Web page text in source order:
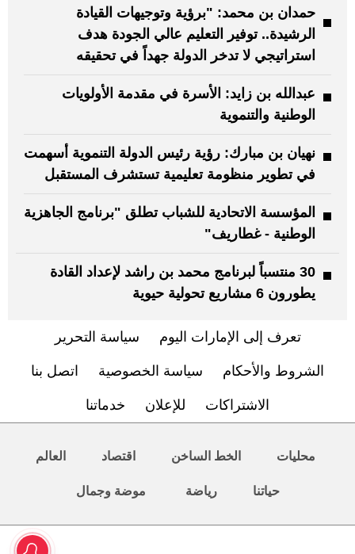
حمدان بن محمد: "برؤية وتوجيهات القيادة
الرشيدة.. توفير التعليم عالي الجودة هدف
استراتيجي لا تدخر الدولة جهداً في تحقيقه
عبدالله بن زايد: الأسرة في مقدمة الأولويات
الوطنية والتنموية
نهيان بن مبارك: رؤية رئيس الدولة التنموية أسهمت
في تطوير منظومة تعليمية تستشرف المستقبل
المؤسسة الاتحادية للشباب تطلق "برنامج الجاهزية
الوطنية - غطاريف"
30 منتسباً لبرنامج محمد بن راشد لإعداد القادة
يطورون 6 مشاريع تحولية حيوية
تعرف إلى الإمارات اليوم سياسة التحرير
الشروط والأحكام سياسة الخصوصية اتصل بنا
الاشتراكات للإعلان خدماتنا
محليات الخط الساخن اقتصاد العالم
حياتنا رياضة موضة وجمال